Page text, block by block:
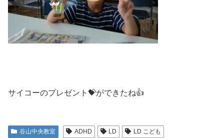
サイコーのプレゼント 💝ができたね👍
谷山中央教室 ADHD LD
LD こども